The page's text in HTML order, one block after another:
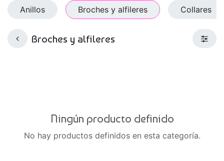
Anillos Broches y alfileres Collares
Broches y alfileres
Ningún producto definido
No hay productos definidos en esta categoría.